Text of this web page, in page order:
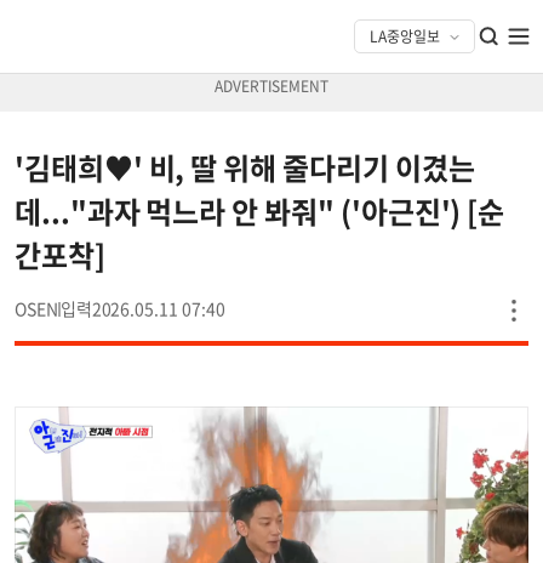
'김태희♥' 비, 딸 위해 줄다리기 이겼는
데..."과자 먹느라 안 봐줘" ('아근진') [순
간포착]
OSEN 2026.05.11 07:40